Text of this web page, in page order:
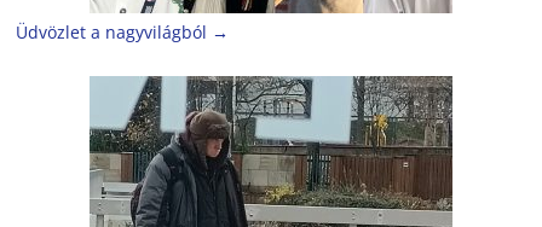
Üdvözlet a nagyvilágból →